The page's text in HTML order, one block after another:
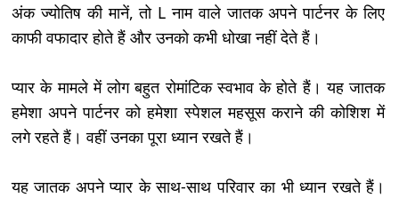
अंक ज्योतिष की मानें, तो L नाम वाले जातक अपने पार्टनर के लिए
काफी वफादार होते हैं और उनको कभी धोखा नहीं देते हैं।
प्यार के मामले में लोग बहुत रोमांटिक स्वभाव के होते हैं। यह जातक
हमेशा अपने पार्टनर को हमेशा स्पेशल महसूस कराने की कोशिश में
लगे रहते हैं। वहीं उनका पूरा ध्यान रखते हैं।
यह जातक अपने प्यार के साथ-साथ परिवार का भी ध्यान रखते हैं।